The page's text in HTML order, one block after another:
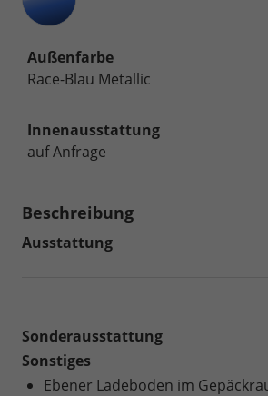
Außenfarbe
Race-Blau Metallic
Innenausstattung
auf Anfrage
Beschreibung
Ausstattung
Sonderausstattung
Sonstiges
Ebener Ladeboden im